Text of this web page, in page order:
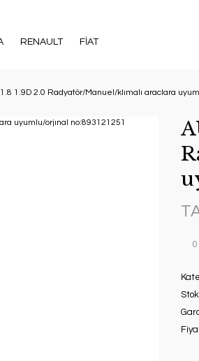
RENAULT FİAT
1.9D 2.0 Radyatör/Manuel/klımalı araclara